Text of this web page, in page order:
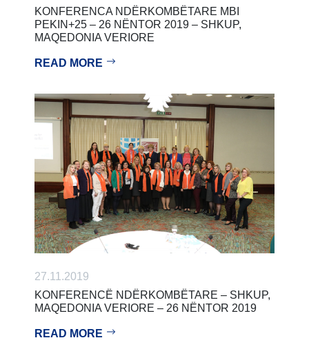
KONFERENCA NDËRKOMBËTARE MBI
PEKIN+25 – 26 NËNTOR 2019 – SHKUP,
MAQEDONIA VERIORE
READ MORE
27.11.2019
KONFERENCË NDËRKOMBËTARE – SHKUP,
MAQEDONIA VERIORE – 26 NËNTOR 2019
READ MORE